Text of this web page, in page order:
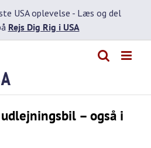
USA oplevelse - Læs og del
Rejs Dig Rig i USA
– også i